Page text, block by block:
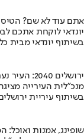
אתם עוד לא שם?
יונדאי לוקחת אתכם
בשיתוף יונדאי מבית
ירושלים 2040: העיר נערכת ל- 1.5 מליון תושבים
מנכ"לית העירייה
בשיתוף עיריית
שופינג, אמנות